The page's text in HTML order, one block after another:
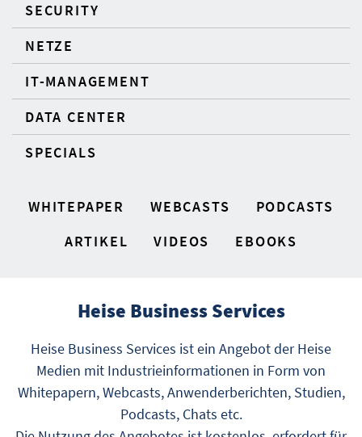
SECURITY
NETZE
IT-MANAGEMENT
DATA CENTER
SPECIALS
WHITEPAPER WEBCASTS
PODCASTS
ARTIKEL
VIDEOS EBOOKS
Heise Business Services
Heise Business Services ist ein Angebot der Heise
Medien mit Industrieinformationen in Form von
Whitepapern, Webcasts, Anwenderberichten, Studien,
Podcasts, Chats etc.